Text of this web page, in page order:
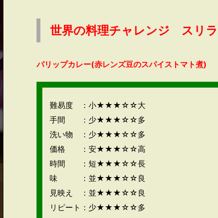
世界の料理チャレンジ スリ
パリップカレー(赤レンズ豆のスパイストマト煮)
難易度 ：小★★★☆☆大
手間 ：少★★★☆☆多
洗い物 ：少★★★☆☆多
価格 ：安★★★☆☆高
時間 ：短★★★☆☆長
味 ：並★★★☆☆良
見映え ：並★★★☆☆良
リピート：少★★★☆☆多